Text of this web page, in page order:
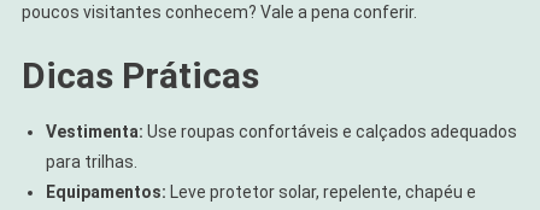
poucos visitantes conhecem? Vale a pena conferir.
Dicas Práticas
Vestimenta: Use roupas confortáveis e calçados adequados
para trilhas.
Equipamentos: Leve protetor solar, repelente, chapéu e